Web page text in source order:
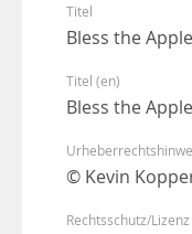
Titel
Bless the Apple
Titel (en)
Bless the Apple
© Kevin
Rechtsschutz/Lizenz